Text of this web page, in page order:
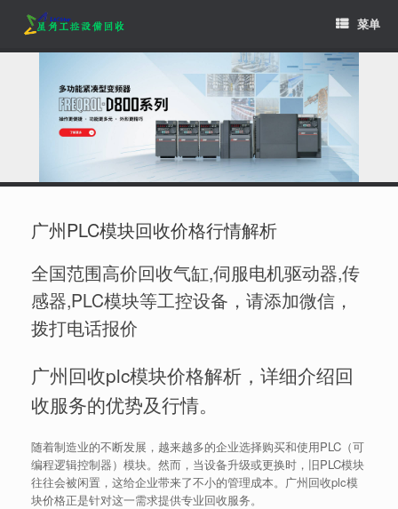
content
菜单
广州PLC模块回收价格行情解析
全国范围高价回收气缸,伺服电机驱动器,传
感器,PLC模块等工控设备，请添加微信，
拨打电话报价
广州回收plc模块价格解析，详细介绍回
收服务的优势及行情。
随着制造业的不断发展，越来越多的企业选择购买和使用PLC（可
编程逻辑控制器）模块。然而，当设备升级或更换时，旧PLC模块
往往会被闲置，这给企业带来了不小的管理成本。广州回收plc模
块价格正是针对这一需求提供专业回收服务。